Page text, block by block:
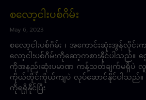
စလော့ငါးပစ်ဂိမ်း
May 6, 2023
စလော့ငါးပစ်ဂိမ်း ၊ အကောင်းဆုံးအွန်လိုင်
လော့ငါးပစ်ဂိမ်းကိုဆော့ကစားနိုင်ပါသည်။
ကိုအနည်းဆုံးပမာဏ ကန့်သတ်ချက်မရှိပဲ လူ
ကိုယ်တိုင်ကိုယ်ကျပဲ လုပ်ဆောင်နိုင်ပါသည်။
ကိုရရှိနိုင်ပြီး